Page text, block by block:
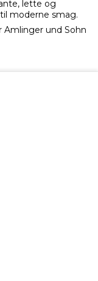
lette og
moderne smag.
Amlinger und Sohn